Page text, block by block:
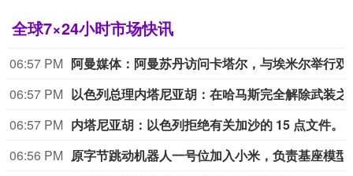
全球7×24小时市场快讯
06:57 PM
06:57 PM
06:57 PM 内塔尼亚胡：以色列拒绝有关加沙的 15 点文件。
06:56 PM